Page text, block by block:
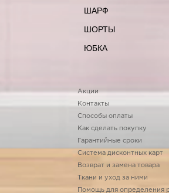
ШАРФ
ШОРТЫ
ЮБКА
Акции
Контакты
Способы оплаты
Как сделать покупку
Гарантийные сроки
Система дисконтных карт
Возврат и замена товара
Ткани и уход за ними
Помощь для определения